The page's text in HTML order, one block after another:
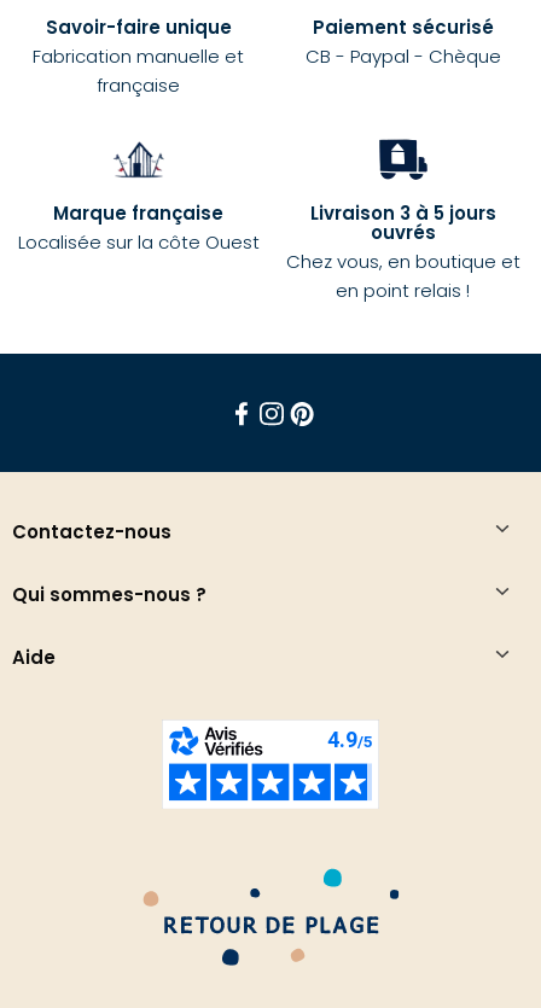
Savoir-faire unique
Fabrication manuelle et
française
Paiement sécurisé
CB - Paypal - Chèque
Marque française
Localisée sur la côte Ouest
Livraison 3 à 5 jours
ouvrés
Chez vous, en boutique et
en point relais !
Contactez-nous
Qui sommes-nous ?
Aide